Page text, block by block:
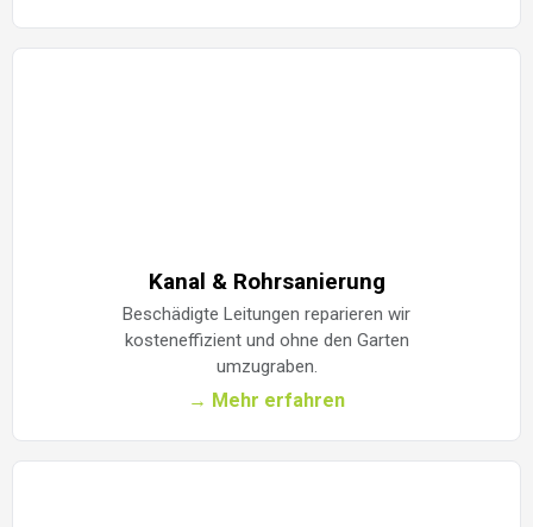
Kanal & Rohrsanierung
Beschädigte Leitungen reparieren wir
kosteneffizient und ohne den Garten
umzugraben.
→ Mehr erfahren